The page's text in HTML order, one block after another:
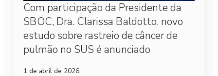
Com participação da Presidente da
SBOC, Dra. Clarissa Baldotto, novo
estudo sobre rastreio de câncer de
pulmão no SUS é anunciado
1 de abril de 2026